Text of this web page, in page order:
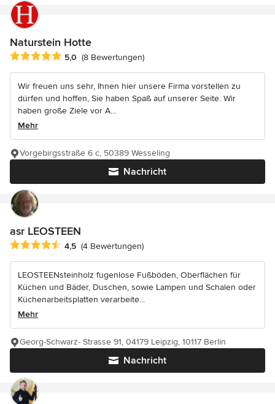
Naturstein Hotte
Durchschnittliche Bewertung: 5 von 5 Sternen
5,0 (8 Bewertungen)
Wir freuen uns sehr, Ihnen hier unsere Firma vorstellen zu
dürfen und hoffen, Sie haben Spaß auf unserer Seite. Wir
haben große Ziele vor A...
Mehr
Nachricht
Vorgebirgsstraße 6 c, 50389 Wesseling
asr LEOSTEEN
Durchschnittliche Bewertung: 4.5 von 5 Sternen
4,5 (4 Bewertungen)
LEOSTEENsteinholz fugenlose Fußböden, Oberflächen für
Küchen und Bäder, Duschen, sowie Lampen und Schalen oder
Küchenarbeitsplatten verarbeite...
Mehr
Nachricht
Georg-Schwarz- Strasse 91, 04179 Leipzig, 10117 Berlin